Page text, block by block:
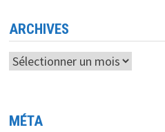
ARCHIVES
Archives
MÉTA